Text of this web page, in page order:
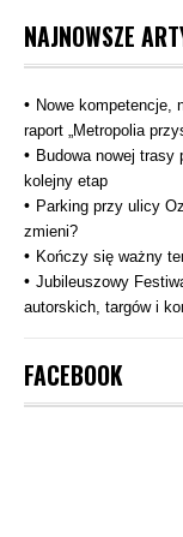
NAJNOWSZE
Nowe kompetencje,
raport „Metropolia
Budowa nowej trasy
kolejny etap
Parking przy ulicy
zmieni?
Kończy się ważny
Jubileuszowy
autorskich, targów i
FACEBOOK